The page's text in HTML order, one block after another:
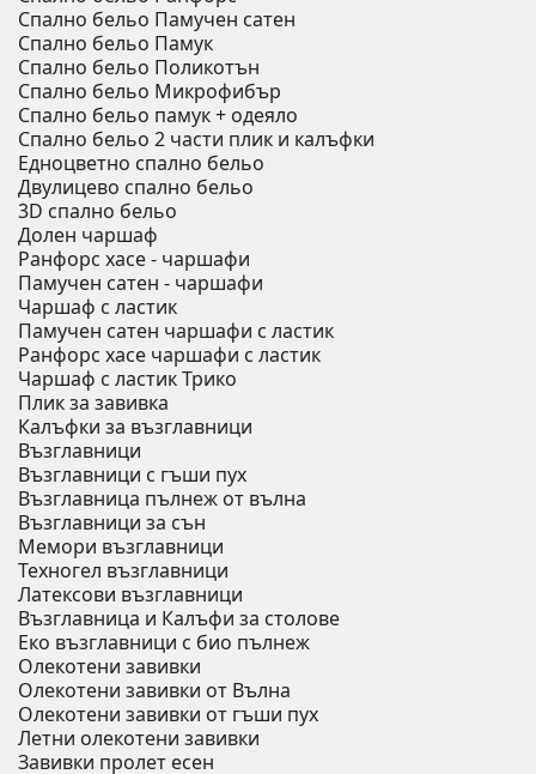
Спално бельо Памучен сатен
Спално бельо Памук
Спално бельо Поликотън
Спално бельо Микрофибър
Спално бельо памук + одеяло
Спално бельо 2 части плик и калъфки
Eдноцветно спално бельо
Двулицево спално бельо
3D спално бельо
Долен чаршаф
Ранфорс хасе - чаршафи
Памучен сатен - чаршафи
Чаршаф с ластик
Памучен сатен чаршафи с ластик
Ранфорс хасе чаршафи с ластик
Чаршаф с ластик Трико
Плик за завивкa
Калъфки за възглавници
Възглавници
Възглавници с гъши пух
Възглавница пълнеж от вълна
Възглавници за сън
Мемори възглавници
Техногел възглавници
Латексови възглавници
Възглавница и Калъфи за столове
Еко възглавници с био пълнеж
Олекотени завивки
Олекотени завивки от Вълна
Олекотени завивки от гъши пух
Летни олекотени завивки
Завивки пролет есен